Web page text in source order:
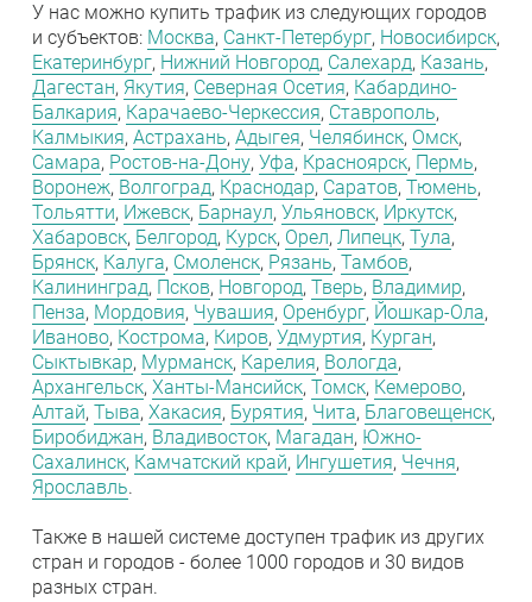
У нас можно купить трафик из следующих городов
и субъектов: Москва, Санкт-Петербург, Новосибирск,
Екатеринбург, Нижний Новгород, Салехард, Казань,
Дагестан, Якутия, Северная Осетия, Кабардино-
Балкария, Карачаево-Черкессия, Ставрополь,
Калмыкия, Астрахань, Адыгея, Челябинск, Омск,
Самара, Ростов-на-Дону, Уфа, Красноярск, Пермь,
Воронеж, Волгоград, Краснодар, Саратов, Тюмень,
Тольятти, Ижевск, Барнаул, Ульяновск, Иркутск,
Хабаровск, Белгород, Курск, Орел, Липецк, Тула,
Брянск, Калуга, Смоленск, Рязань, Тамбов,
Калининград, Псков, Новгород, Тверь, Владимир,
Пенза, Мордовия, Чувашия, Оренбург, Йошкар-Ола,
Иваново, Кострома, Киров, Удмуртия, Курган,
Сыктывкар, Мурманск, Карелия, Вологда,
Архангельск, Ханты-Мансийск, Томск, Кемерово,
Алтай, Тыва, Хакасия, Бурятия, Чита, Благовещенск,
Биробиджан, Владивосток, Магадан, Южно-
Сахалинск, Камчатский край, Ингушетия, Чечня,
Ярославль.
Также в нашей системе доступен трафик из других
стран и городов - более 1000 городов и 30 видов
разных стран.